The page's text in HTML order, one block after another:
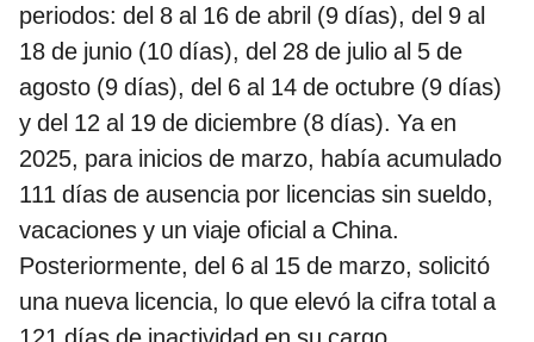
periodos: del 8 al 16 de abril (9 días), del 9 al
18 de junio (10 días), del 28 de julio al 5 de
agosto (9 días), del 6 al 14 de octubre (9 días)
y del 12 al 19 de diciembre (8 días). Ya en
2025, para inicios de marzo, había acumulado
111 días de ausencia por licencias sin sueldo,
vacaciones y un viaje oficial a China.
Posteriormente, del 6 al 15 de marzo, solicitó
una nueva licencia, lo que elevó la cifra total a